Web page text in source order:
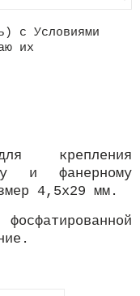
с Условиями
их
крепления
и фанерному
4,5х29 мм.